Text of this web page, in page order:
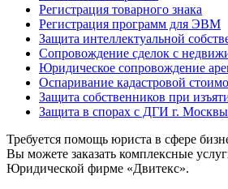
Регистрация товарного знака
Регистрация программ для ЭВМ
Защита интеллектуальной
Сопровождение сделок с
Юридическое сопровождение
Оспаривание кадастровой
Защита собственников при
Защита в спорах с ДГИ г. Москвы
Требуется помощь юриста в сфере
Вы можете заказать комплексные
Юридической фирме «Двитекс».